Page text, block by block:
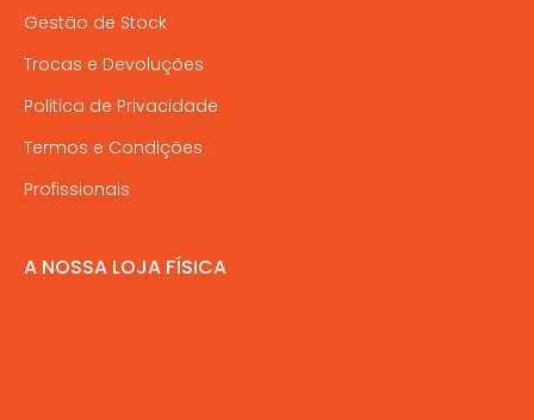
Gestão de Stock
Trocas e Devoluções
Politica de Privacidade
Termos e Condições
Profissionais
A NOSSA LOJA FÍSICA